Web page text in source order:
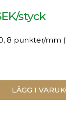
styck
8 punkter/mm
LÄGG I